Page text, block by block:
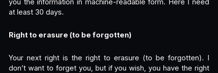
you the information in machine-readable form. Here I need
at least 30 days.
Right to erasure (to be forgotten)
Your next right is the right to erasure (to be forgotten). I
don’t want to forget you, but if you wish, you have the right